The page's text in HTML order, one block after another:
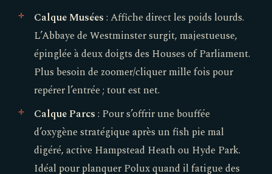
Calque Musées : Affiche direct les poids lourds.
L’Abbaye de Westminster surgit, majestueuse,
épinglée à deux doigts des Houses of Parliament.
Plus besoin de zoomer/cliquer mille fois pour
repérer l’entrée ; tout est net.
Calque Parcs : Pour s’offrir une bouffée
d’oxygène stratégique après un fish pie mal
digéré, active Hampstead Heath ou Hyde Park.
Idéal pour planquer Polux quand il fatigue des